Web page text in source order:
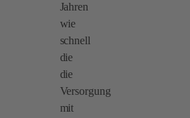
Jahren
wie
schnell
die
die
Versorgung
mit